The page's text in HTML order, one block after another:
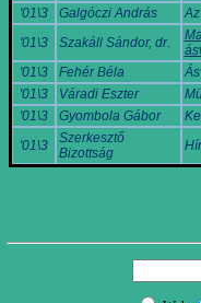
'01\3
Galgóczi András
'01\3
Szakáll Sándor, dr.
'01\3
Fehér Béla
'01\3
Váradi Eszter
'01\3
Gyombola Gábor
'01\3
Szerkesztő
Bizottság